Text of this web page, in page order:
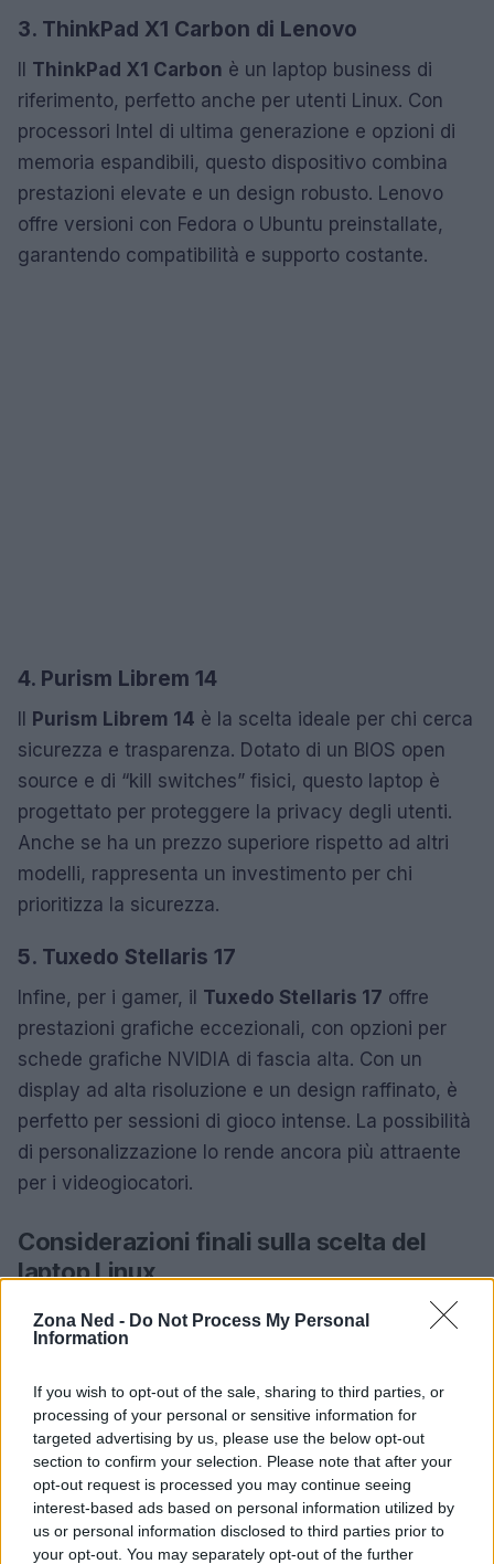
Zona Ned - Do Not Process My Personal
Information
If you wish to opt-out of the sale, sharing to third parties, or
processing of your personal or sensitive information for
targeted advertising by us, please use the below opt-out
section to confirm your selection. Please note that after your
opt-out request is processed you may continue seeing
interest-based ads based on personal information utilized by
us or personal information disclosed to third parties prior to
your opt-out. You may separately opt-out of the further
3. ThinkPad X1 Carbon di Lenovo
Il ThinkPad X1 Carbon è un laptop business di
riferimento, perfetto anche per utenti Linux. Con
processori Intel di ultima generazione e opzioni di
memoria espandibili, questo dispositivo combina
prestazioni elevate e un design robusto. Lenovo
offre versioni con Fedora o Ubuntu preinstallate,
garantendo compatibilità e supporto costante.
4. Purism Librem 14
Il Purism Librem 14 è la scelta ideale per chi cerca
sicurezza e trasparenza. Dotato di un BIOS open
source e di “kill switches” fisici, questo laptop è
progettato per proteggere la privacy degli utenti.
Anche se ha un prezzo superiore rispetto ad altri
modelli, rappresenta un investimento per chi
prioritizza la sicurezza.
5. Tuxedo Stellaris 17
Infine, per i gamer, il Tuxedo Stellaris 17 offre
prestazioni grafiche eccezionali, con opzioni per
schede grafiche NVIDIA di fascia alta. Con un
display ad alta risoluzione e un design raffinato, è
perfetto per sessioni di gioco intense. La possibilità
di personalizzazione lo rende ancora più attraente
per i videogiocatori.
Considerazioni finali sulla scelta del
laptop Linux
La selezione del laptop Linux ideale dipende dalle
tue esigenze specifiche. Considera attentamente il
desideri avere sul tuo dispositivo. Investire in un
laptop progettato per Linux ti garantirà
un’esperienza utente senza compromessi,
sfruttando appieno i vantaggi dell’ecosistema open
source.